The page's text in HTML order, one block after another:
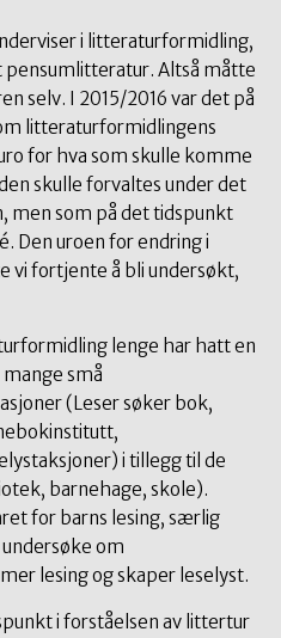
i litteraturformidling,
Altså måtte
selv. I 2015/2016 var det på
litteraturformidlingens
for hva som skulle komme
skulle forvaltes under det
men som på det tidspunkt
Den uroen for endring i
vi fortjente å bli undersøkt,
lenge har hatt en
små
(Leser søker bok,
i tillegg til de
barnehage, skole).
for barns lesing, særlig
om
lesing og skaper leselyst.
i forståelsen av littertur